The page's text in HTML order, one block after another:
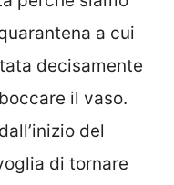
a cui
decisamente
il vaso.
del
di tornare